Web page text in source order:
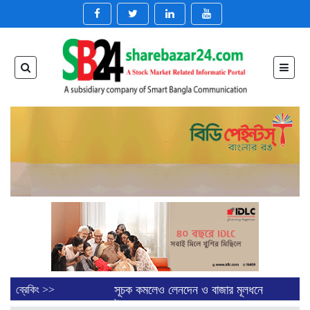
ব্রেকিং >>
সূচক কমলেও লেনদেন ও বাজার মূলধনে
উত্থান